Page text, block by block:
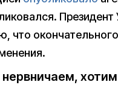
что